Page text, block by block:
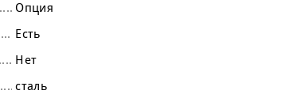
Опция
Есть
Нет
сталь